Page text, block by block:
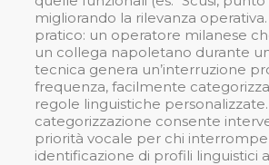
migliorando la rilevanza
pratico: un operatore milanese
un collega napoletano durante
tecnica genera un’interruzione
frequenza, facilmente
regole linguistiche personalizzate.
categorizzazione consente
priorità vocale per chi
identificazione di profili linguistici